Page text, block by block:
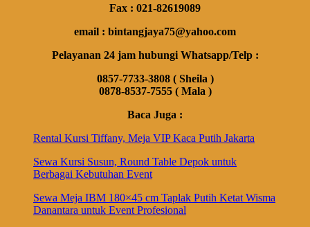
Fax : 021-82619089
email : bintangjaya75@yahoo.com
Pelayanan 24 jam hubungi Whatsapp/Telp :
0857-7733-3808 ( Sheila )
0878-8537-7555 ( Mala )
Baca Juga :
Rental Kursi Tiffany, Meja VIP Kaca Putih Jakarta
Sewa Kursi Susun, Round Table Depok untuk
Berbagai Kebutuhan Event
Sewa Meja IBM 180×45 cm Taplak Putih Ketat Wisma
Danantara untuk Event Profesional